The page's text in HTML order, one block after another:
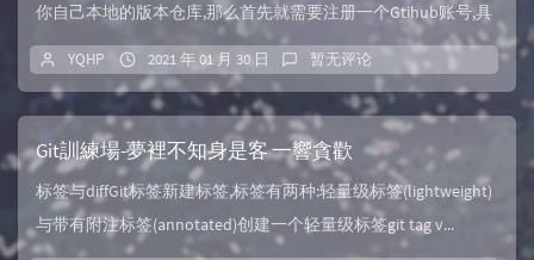
你自己本地的版本仓库,那么首先就需要注册一个Gtihub账号,具
体的操作无非就是邮箱注册这些,...
YQHP 2021 年 01 月 30 日 暂无评论
Git訓練場-夢裡不知身是客 一響貪歡
标签与diffGit标签新建标签,标签有两种:轻量级标签(lightweight)
与带有附注标签(annotated)创建一个轻量级标签git tag v...